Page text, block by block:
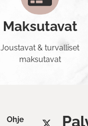
Maksutavat
Joustavat & turvalliset
maksutavat
Ohje